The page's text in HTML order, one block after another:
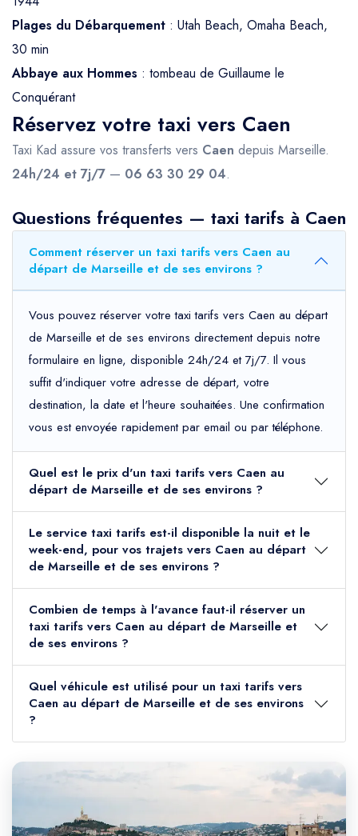
Plages du Débarquement : Utah Beach, Omaha Beach,
30 min
Abbaye aux Hommes : tombeau de Guillaume le
Conquérant
Réservez votre taxi vers Caen
Taxi Kad assure vos transferts vers Caen depuis Marseille.
24h/24 et 7j/7 — 06 63 30 29 04.
Questions fréquentes — taxi tarifs à Caen
Comment réserver un taxi tarifs vers Caen au
départ de Marseille et de ses environs ?
Vous pouvez réserver votre taxi tarifs vers Caen au départ
de Marseille et de ses environs directement depuis notre
formulaire en ligne, disponible 24h/24 et 7j/7. Il vous
suffit d'indiquer votre adresse de départ, votre
destination, la date et l'heure souhaitées. Une confirmation
vous est envoyée rapidement par email ou par téléphone.
Quel est le prix d'un taxi tarifs vers Caen au
départ de Marseille et de ses environs ?
Le service taxi tarifs est-il disponible la nuit et le
week-end, pour vos trajets vers Caen au départ
de Marseille et de ses environs ?
Combien de temps à l'avance faut-il réserver un
taxi tarifs vers Caen au départ de Marseille et
de ses environs ?
Quel véhicule est utilisé pour un taxi tarifs vers
Caen au départ de Marseille et de ses environs
?